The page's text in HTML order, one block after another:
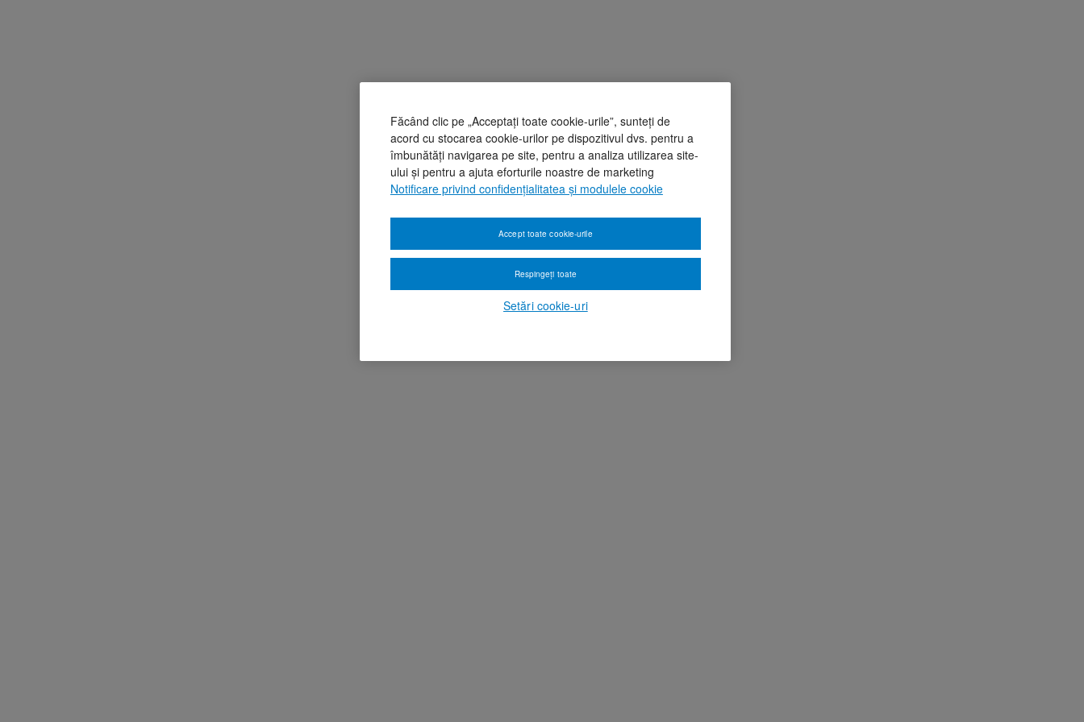
Făcând clic pe „Acceptați toate cookie-urile”, sunteți de
acord cu stocarea cookie-urilor pe dispozitivul dvs. pentru a
îmbunătăți navigarea pe site, pentru a analiza utilizarea site-
ului și pentru a ajuta eforturile noastre de marketing
Notificare privind confidențialitatea și modulele cookie
Setări cookie-uri
Respingeți toate
Accept toate cookie-urile